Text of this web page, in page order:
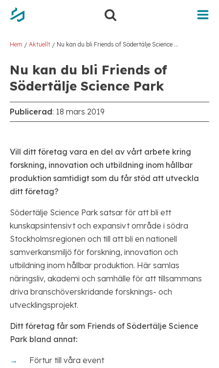
Hem / Aktuellt / Nu kan du bli Friends of Södertälje Science Park
Nu kan du bli Friends of
Södertälje Science Park
Publicerad: 18 mars 2019
Vill ditt företag vara en del av vårt arbete kring
forskning, innovation och utbildning inom hållbar
produktion samtidigt som du får stöd att utveckla
ditt företag?
Södertälje Science Park satsar för att bli ett
kunskapsintensivt och expansivt område i södra
Stockholmsregionen och till att bli en nationell
samverkansmiljö för forskning, innovation och
utbildning inom hållbar produktion. Här samlas
näringsliv, akademi och samhälle för att tillsammans
driva branschöverskridande forsknings- och
utvecklingsprojekt.
Ditt företag får som Friends of Södertälje Science
Park bland annat:
Förtur till våra event